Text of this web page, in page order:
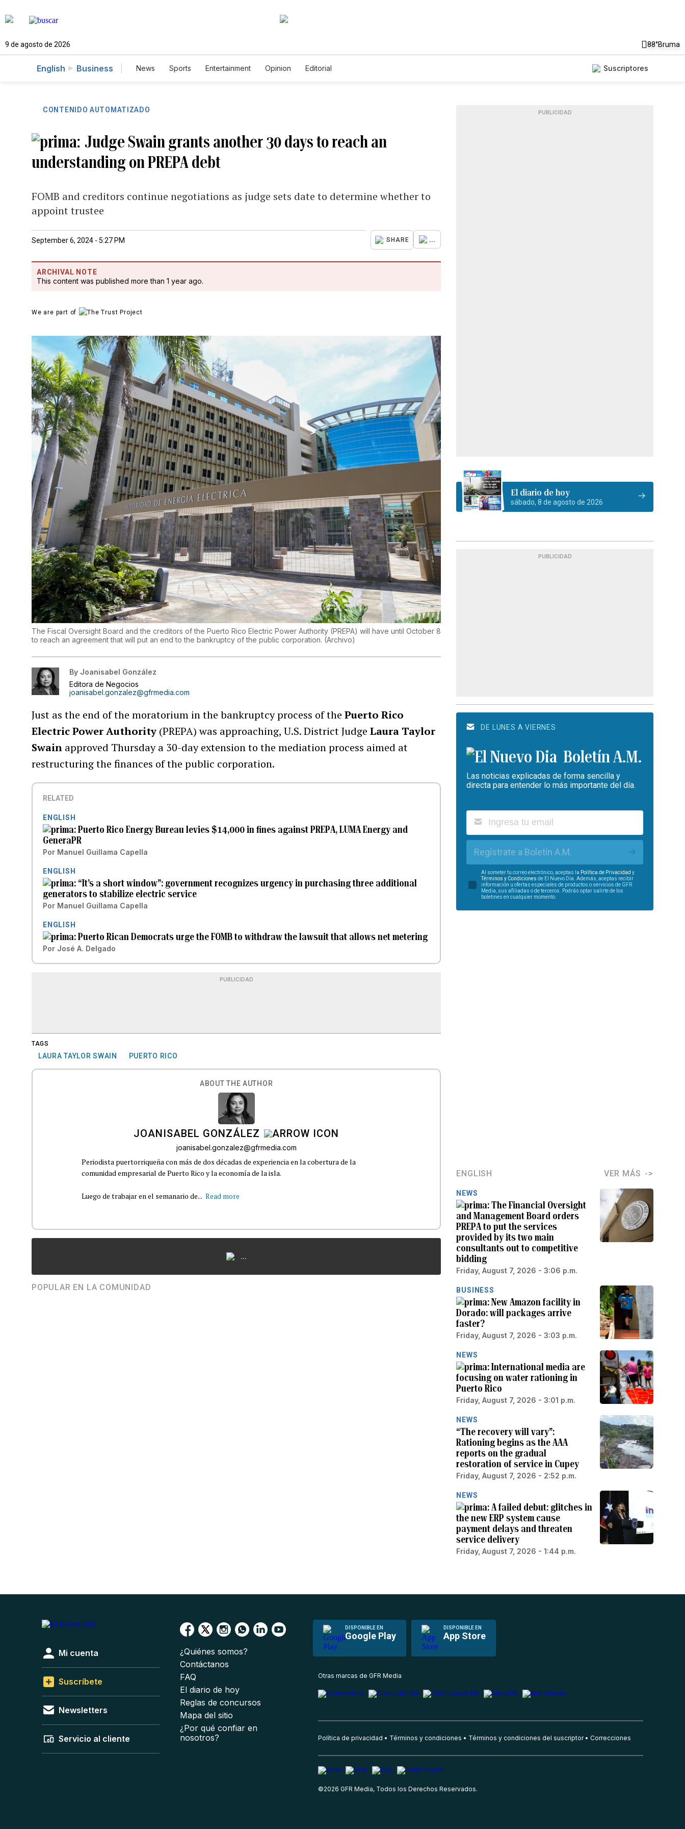
9 de agosto de 2026 88°Bruma
English Business News Sports Entertainment Opinion Editorial Suscriptores
CONTENIDO AUTOMATIZADO
Judge Swain grants another 30 days to reach an
understanding on PREPA debt
FOMB and creditors continue negotiations as judge sets date to determine whether to
appoint trustee
September 6, 2024 - 5:27 PM SHARE ...
ARCHIVAL NOTE
This content was published more than 1 year ago.
We are part of
The Fiscal Oversight Board and the creditors of the Puerto Rico Electric Power Authority (PREPA) will have until October 8
to reach an agreement that will put an end to the bankruptcy of the public corporation. (Archivo)
By Joanisabel González
Editora de Negocios
joanisabel.gonzalez@gfrmedia.com
Just as the end of the moratorium in the bankruptcy process of the Puerto Rico
Electric Power Authority (PREPA) was approaching, U.S. District JudgeLaura Taylor
Swain approved Thursday a 30-day extension to the mediation process aimed at
restructuring the finances of the public corporation.
RELATED
ENGLISH
Puerto Rico Energy Bureau levies $14,000 in fines against PREPA, LUMA Energy and
GeneraPR
Por Manuel Guillama Capella
ENGLISH
“It’s a short window”: government recognizes urgency in purchasing three additional
generators to stabilize electric service
Por Manuel Guillama Capella
ENGLISH
Puerto Rican Democrats urge the FOMB to withdraw the lawsuit that allows net metering
Por José A. Delgado
PUBLICIDAD
TAGS
LAURA TAYLOR SWAIN PUERTO RICO
ABOUT THE AUTHOR
JOANISABEL GONZÁLEZ
joanisabel.gonzalez@gfrmedia.com
Periodista puertorriqueña con más de dos décadas de experiencia en la cobertura de la
comunidad empresarial de Puerto Rico y la economía de la isla.
Luego de trabajar en el semanario de... Read more
...
POPULAR EN LA COMUNIDAD
PUBLICIDAD
El diario de hoy
sábado, 8 de agosto de 2026
PUBLICIDAD
DE LUNES A VIERNES
Boletín A.M.
Las noticias explicadas de forma sencilla y
directa para entender lo más importante del día.
Regístrate a Boletín A.M.
Al someter tu correo electrónico, aceptas la Política de Privacidad y
Términos y Condiciones de El Nuevo Día. Además, aceptas recibir
información u ofertas especiales de productos o servicios de GFR
Media, sus afiliadas o de terceros. Podrás optar salirte de los
boletines en cualquier momento.
ENGLISH VER MÁS
NEWS
The Financial Oversight
and Management Board orders
PREPA to put the services
provided by its two main
consultants out to competitive
bidding
Friday, August 7, 2026 - 3:06 p.m.
BUSINESS
New Amazon facility in
Dorado: will packages arrive
faster?
Friday, August 7, 2026 - 3:03 p.m.
NEWS
International media are
focusing on water rationing in
Puerto Rico
Friday, August 7, 2026 - 3:01 p.m.
NEWS
“The recovery will vary”:
Rationing begins as the AAA
reports on the gradual
restoration of service in Cupey
Friday, August 7, 2026 - 2:52 p.m.
NEWS
A failed debut: glitches in
the new ERP system cause
payment delays and threaten
service delivery
Friday, August 7, 2026 - 1:44 p.m.
DISPONIBLE EN
Google Play
DISPONIBLE EN
App Store
Mi cuenta
Suscríbete
Newsletters
Servicio al cliente
¿Quiénes somos?
Contáctanos
FAQ
El diario de hoy
Reglas de concursos
Mapa del sitio
¿Por qué confiar en
nosotros?
Otras marcas de GFR Media
Política de privacidad Términos y condiciones Términos y condiciones del suscriptor Correcciones
©2026 GFR Media, Todos los Derechos Reservados.